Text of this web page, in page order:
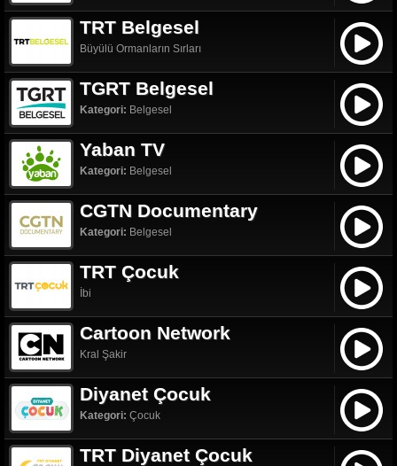
TRT Belgesel
Büyülü Ormanların Sırları
TGRT Belgesel
Kategori: Belgesel
Yaban TV
Kategori: Belgesel
CGTN Documentary
Kategori: Belgesel
TRT Çocuk
İbi
Cartoon Network
Kral Şakir
Diyanet Çocuk
Kategori: Çocuk
TRT Diyanet Çocuk